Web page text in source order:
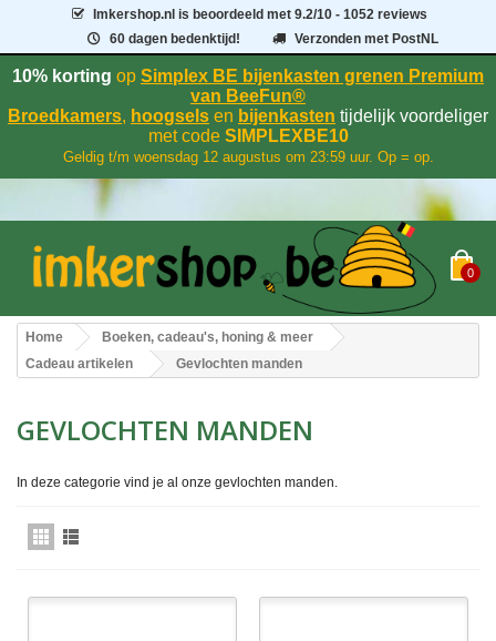
Imkershop.nl is beoordeeld met9.2/10 - 1052 reviews
60 dagen bedenktijd!
Verzonden met PostNL
10% korting op Simplex BE bijenkasten grenen Premium
van BeeFun®
Broedkamers, hoogsels en bijenkasten tijdelijk voordeliger
met codeSIMPLEXBE10
Geldig t/m woensdag 12 augustus om 23:59 uur. Op = op.
0
Home
Boeken, cadeau's, honing & meer
Cadeau artikelen
Gevlochten manden
GEVLOCHTEN MANDEN
In deze categorie vind je al onze gevlochten manden.